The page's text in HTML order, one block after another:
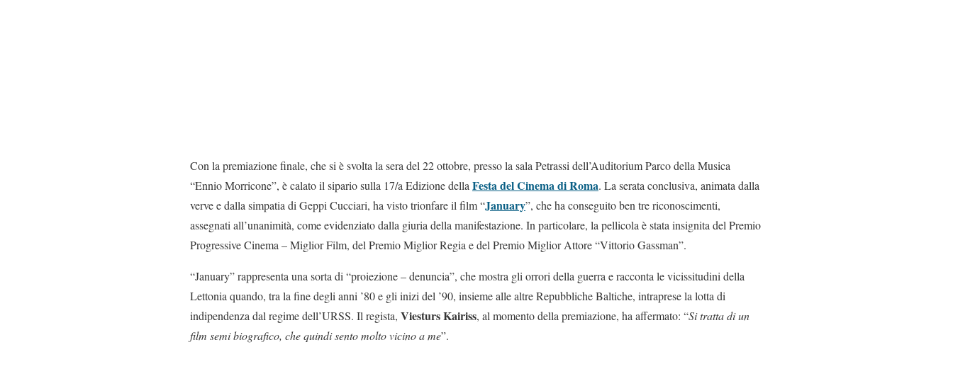
Con la premiazione finale, che si è svolta la sera del 22 ottobre, presso la sala Petrassi dell’Auditorium Parco della Musica
“Ennio Morricone”, è calato il sipario sulla 17/a Edizione della Festa del Cinema di Roma. La serata conclusiva, animata dalla
verve e dalla simpatia di Geppi Cucciari, ha visto trionfare il film “January”, che ha conseguito ben tre riconoscimenti,
assegnati all’unanimità, come evidenziato dalla giuria della manifestazione. In particolare, la pellicola è stata insignita del Premio
Progressive Cinema – Miglior Film, del Premio Miglior Regia e del Premio Miglior Attore “Vittorio Gassman”.
“January” rappresenta una sorta di “proiezione – denuncia”, che mostra gli orrori della guerra e racconta le vicissitudini della
Lettonia quando, tra la fine degli anni ’80 e gli inizi del ’90, insieme alle altre Repubbliche Baltiche, intraprese la lotta di
indipendenza dal regime dell’URSS. Il regista, Viesturs Kairiss, al momento della premiazione, ha affermato: “Si tratta di un
film semi biografico, che quindi sento molto vicino a me”.